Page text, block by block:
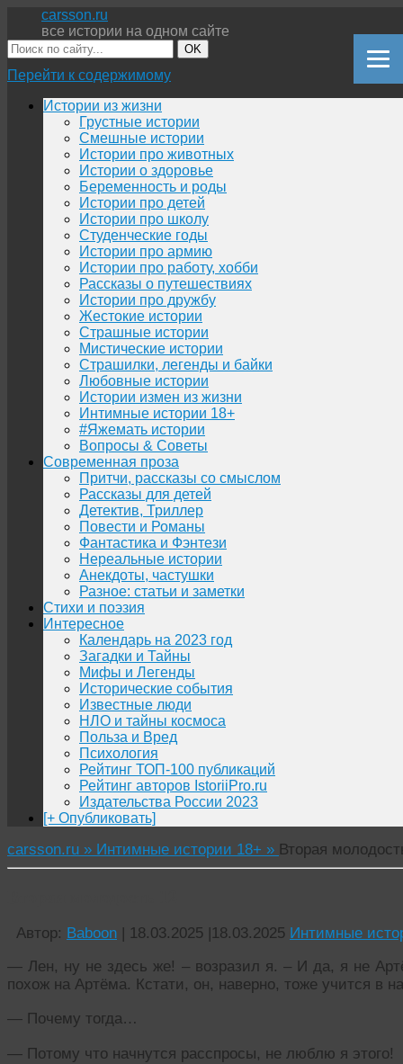
carsson.ru
все истории на одном сайте
OK
Перейти к содержимому
Истории из жизни
Грустные истории
Смешные истории
Истории про животных
Истории о здоровье
Беременность и роды
Истории про детей
Истории про школу
Студенческие годы
Истории про армию
Истории про работу, хобби
Рассказы о путешествиях
Истории про дружбу
Жестокие истории
Страшные истории
Мистические истории
Страшилки, легенды и байки
Любовные истории
Истории измен из жизни
Интимные истории 18+
#Яжемать истории
Вопросы & Советы
Современная проза
Притчи, рассказы со смыслом
Рассказы для детей
Детектив, Триллер
Повести и Романы
Фантастика и Фэнтези
Нереальные истории
Анекдоты, частушки
Разное: статьи и заметки
Стихи и поэзия
Интересное
Календарь на 2023 год
Загадки и Тайны
Мифы и Легенды
Исторические события
Известные люди
НЛО и тайны космоса
Польза и Вред
Психология
Рейтинг ТОП-100 публикаций
Рейтинг авторов IstoriiPro.ru
Издательства России 2023
[+ Опубликовать]
carsson.ru » Интимные истории 18+ » Вторая
Автор: Baboon | 18.03.2025 |18.03.2025 Интимные
— Лен, ну не здесь же! – возразил я. – И да, я не
похож на Артёма. Кстати, он, наверно, тоже учится в
— Почему тогда…
— Потому что начнутся расспросы, не люблю я этого!